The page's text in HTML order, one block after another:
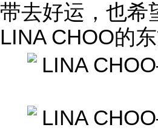
带去好运，也希
LINA CHOO的